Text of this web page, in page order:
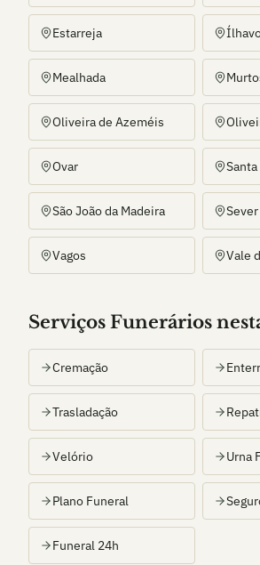
Estarreja
Mealhada
Oliveira de Azeméis
Ovar
São João da Madeira
Vagos Vale
Serviços Funerários
Cremação
Trasladação
Velório Urna
Plano Funeral
Funeral 24h